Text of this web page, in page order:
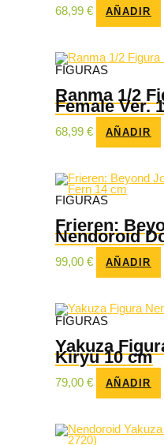
68,99 € AÑADIR
FIGURAS
Ranma 1/2
Female Ver.
68,99 € AÑADIR
FIGURAS
Frieren:
Nendoroid
99,00 € AÑADIR
FIGURAS
Yakuza
Kiryu 10 cm
79,00 € AÑADIR